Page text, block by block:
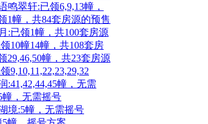
鸣翠轩:已领6,9,13幢，
1幢，共84套房源的预售
:已领1幢，共100套房源
10幢14幢，共108套房
29,46,50幢，共23套房源
9,10,11,22,23,29,32
:41,42,44,45幢，无需
幢，无需摇号
境:5幢，无需摇号